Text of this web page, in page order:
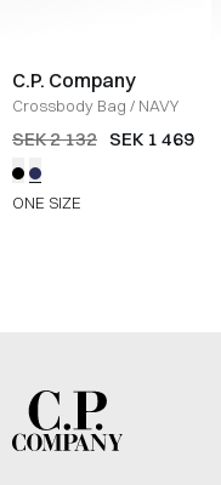
C.P. Company
Crossbody Bag / NAVY
SEK 2 132 SEK 1 469
ONE SIZE